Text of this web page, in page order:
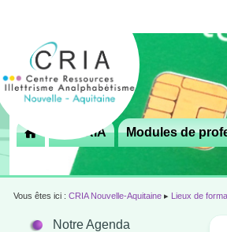
 Le CRIA Modules de
Vous êtes ici : CRIA Nouvelle-Aquitaine ▸ Lieux de
Notre Agenda